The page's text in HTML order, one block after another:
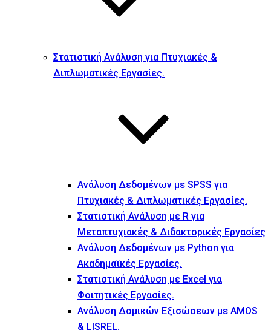
Στατιστική Ανάλυση για Πτυχιακές &
Διπλωματικές Εργασίες.
Ανάλυση Δεδομένων με SPSS για
Πτυχιακές & Διπλωματικές Εργασίες.
Στατιστική Ανάλυση με R για
Μεταπτυχιακές & Διδακτορικές Εργασίες
Ανάλυση Δεδομένων με Python για
Ακαδημαϊκές Εργασίες.
Στατιστική Ανάλυση με Excel για
Φοιτητικές Εργασίες.
Ανάλυση Δομικών Εξισώσεων με AMOS
& LISREL.